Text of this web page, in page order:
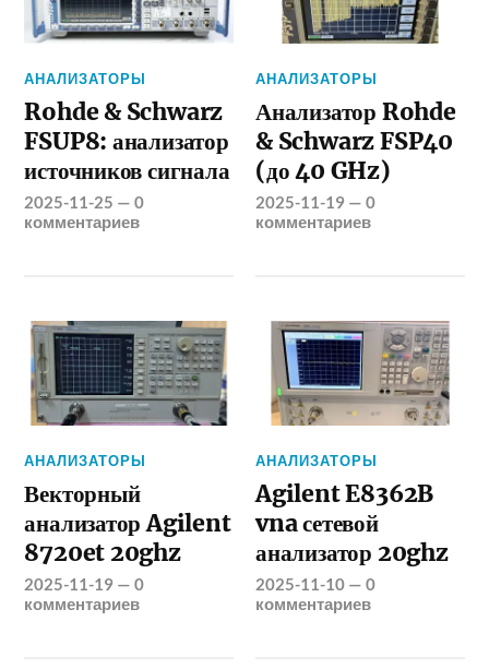
АНАЛИЗАТОРЫ
Rohde & Schwarz
FSUP8: анализатор
источников сигнала
2025-11-25 —0
комментариев
АНАЛИЗАТОРЫ
Анализатор Rohde
& Schwarz FSP40
(до 40 GHz)
2025-11-19 —0
комментариев
АНАЛИЗАТОРЫ
Векторный
анализатор Agilent
8720et 20ghz
2025-11-19 —0
комментариев
АНАЛИЗАТОРЫ
Agilent E8362B
vna сетевой
анализатор 20ghz
2025-11-10 —0
комментариев